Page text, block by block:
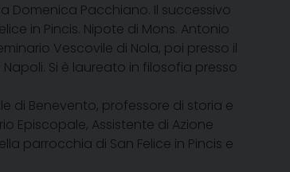
Domenica Pacchiano. Il successivo
in Pincis. Nipote di Mons. Antonio
Vescovile di Nola, poi presso il
Si è laureato in filosofia presso
di Benevento, professore di storia e
Episcopale, Assistente di Azione
parrocchia di San Felice in Pincis e